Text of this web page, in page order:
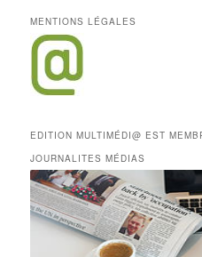
MENTIONS LÉGALES
EDITION MULTIMÉDI@ EST
JOURNALITES MÉDIAS